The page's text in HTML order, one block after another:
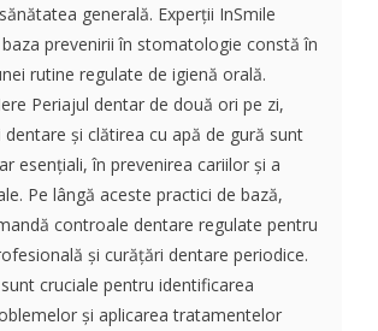
generală. Experții InSmile
prevenirii în stomatologie constă în
rutine regulate de igienă orală.
Periajul dentar de două ori pe zi,
și clătirea cu apă de gură sunt
esențiali, în prevenirea cariilor și a
Pe lângă aceste practici de bază,
controale dentare regulate pentru
și curățări dentare periodice.
cruciale pentru identificarea
și aplicarea tratamentelor